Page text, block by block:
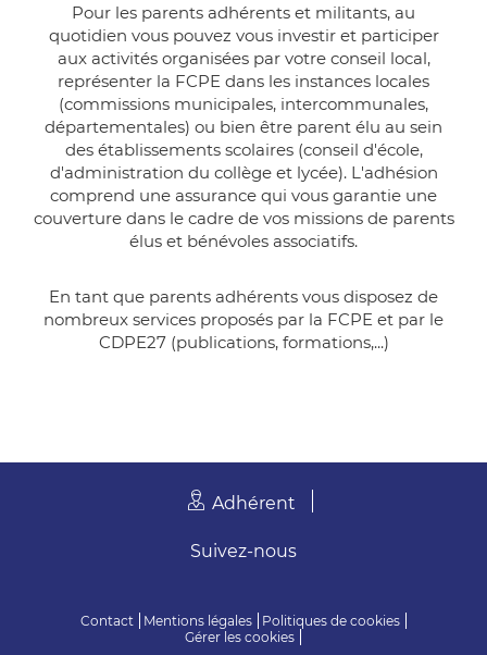
Pour les parents adhérents et militants, au
quotidien vous pouvez vous investir et participer
aux activités organisées par votre conseil local,
représenter la FCPE dans les instances locales
(commissions municipales, intercommunales,
départementales) ou bien être parent élu au sein
des établissements scolaires (conseil d'école,
d'administration du collège et lycée). L'adhésion
comprend une assurance qui vous garantie une
couverture dans le cadre de vos missions de parents
élus et bénévoles associatifs.
En tant que parents adhérents vous disposez de
nombreux services proposés par la FCPE et par le
CDPE27 (publications, formations,...)
Adhérent
Contact Mentions légales
Politiques de cookies
Gérer les cookies
Suivez-nous